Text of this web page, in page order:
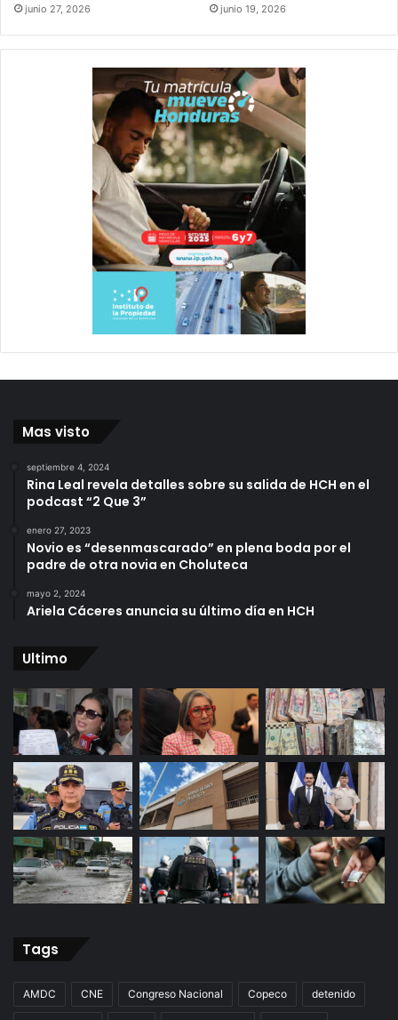
junio 27, 2026 junio 19, 2026
Mas visto
septiembre 4, 2024
Rina Leal revela detalles sobre su salida de HCH en el
podcast “2 Que 3”
enero 27, 2023
Novio es “desenmascarado” en plena boda por el
padre de otra novia en Choluteca
mayo 2, 2024
Ariela Cáceres anuncia su último día en HCH
Ultimo
Tags
AMDC CNE Congreso Nacional Copeco detenido